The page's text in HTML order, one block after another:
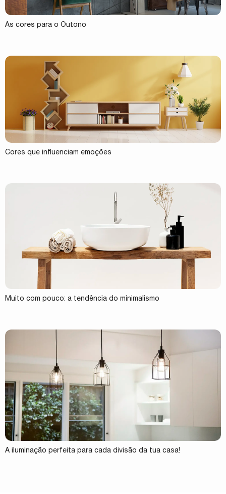
As cores para o Outono
Cores que influenciam emoções
Muito com pouco: a tendência do minimalismo
A iluminação perfeita para cada divisão da tua casa!